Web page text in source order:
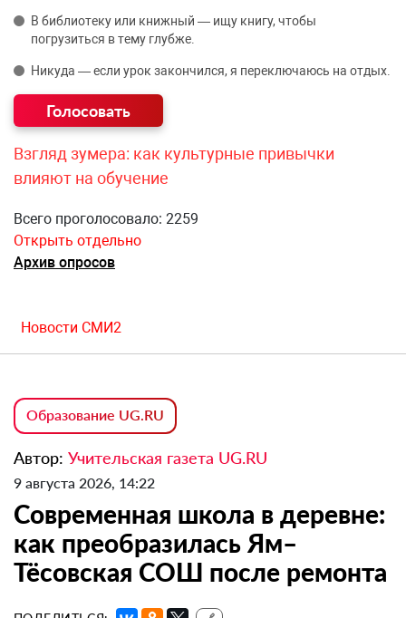
В библиотеку или книжный — ищу книгу, чтобы
погрузиться в тему глубже.
Никуда — если урок закончился, я переключаюсь на отдых.
Взгляд зумера: как культурные привычки
влияют на обучение
Всего проголосовало: 2259
Открыть отдельно
Архив опросов
Новости СМИ2
Образование UG.RU
Автор: Учительская газета UG.RU
9 августа 2026, 14:22
Современная школа в деревне:
как преобразилась Ям–
Тёсовская СОШ после ремонта